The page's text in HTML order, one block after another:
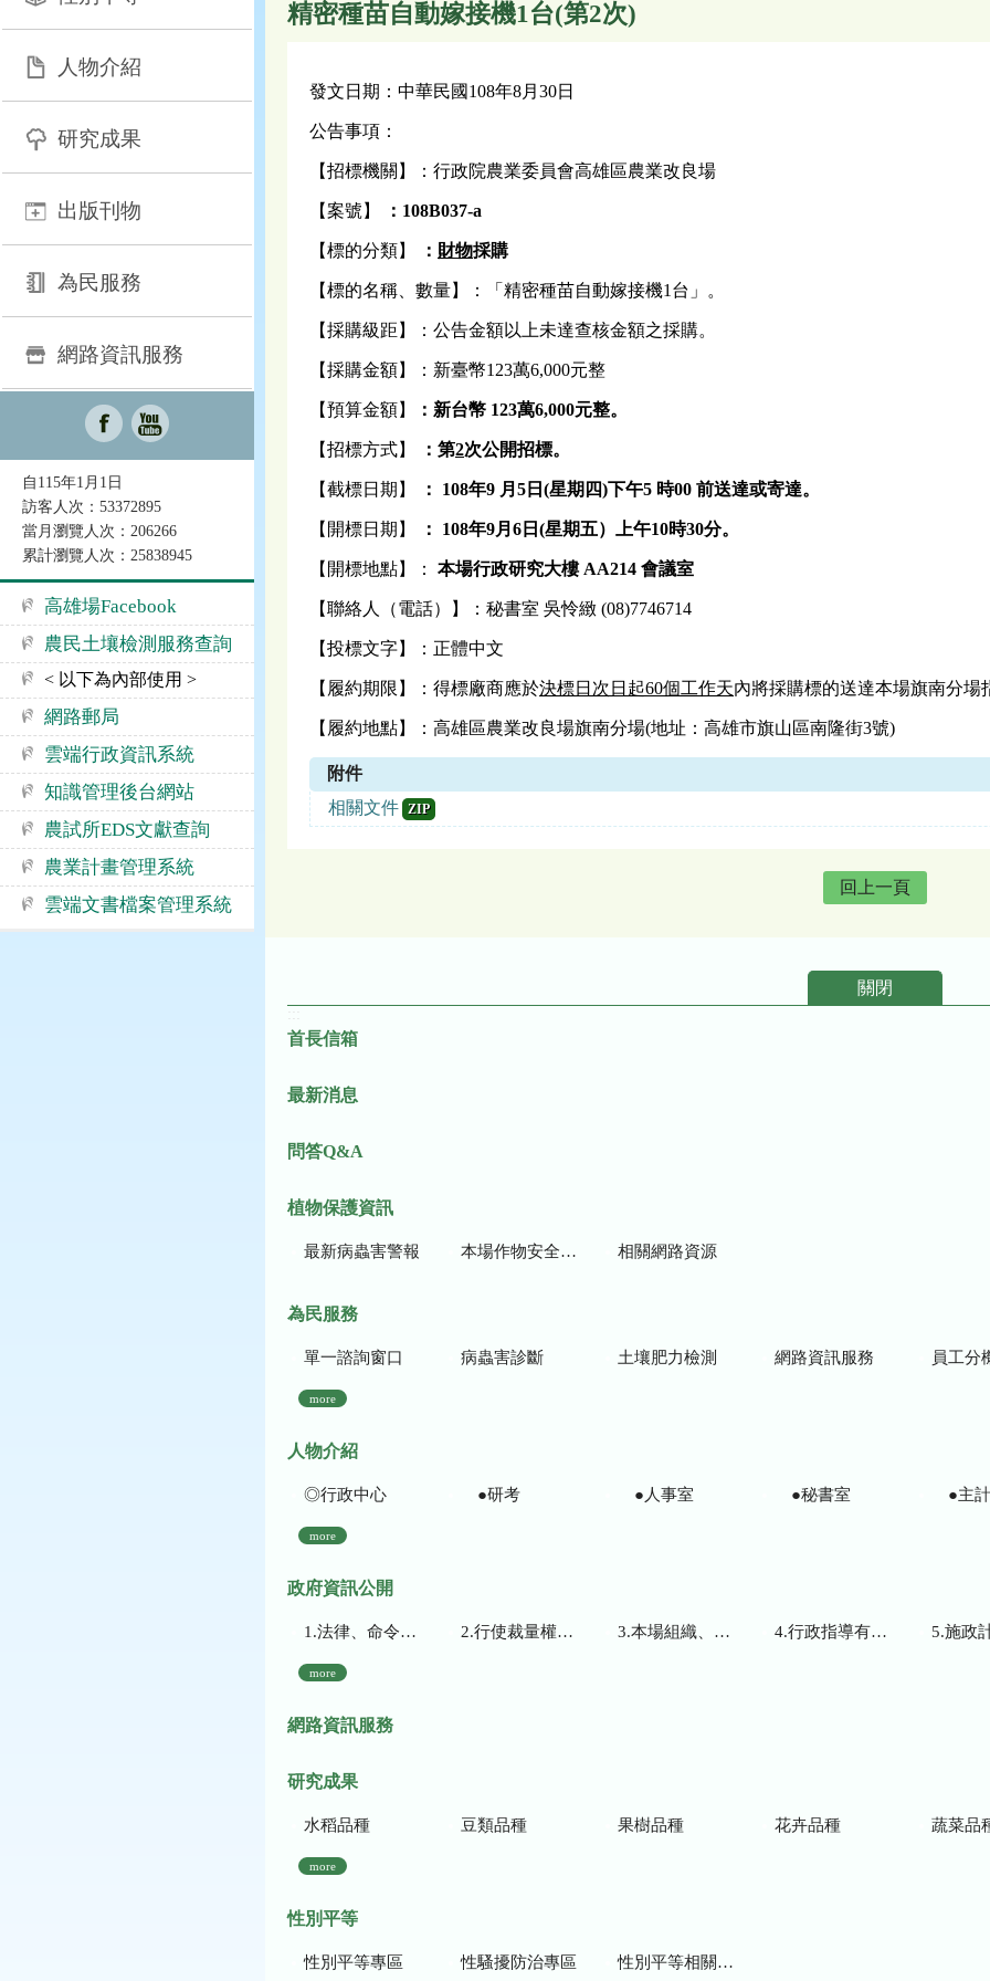
人物介紹
研究成果
出版刊物
為民服務
網路資訊服務
自115年1月1日
訪客人次：53372895
當月瀏覽人次：206266
累計瀏覽人次：25838945
高雄場Facebook
農民土壤檢測服務查詢
< 以下為內部使用 >
網路郵局
雲端行政資訊系統
知識管理後台網站
農試所EDS文獻查詢
農業計畫管理系統
雲端文書檔案管理系統
精密種苗自動嫁接機1台(第2次)
發文日期：中華民國108年8月30日
公告事項：
【招標機關】：行政院農業委員會高雄區農業改良場
【案號】 ：108B037-a
【標的分類】 ： 財物採購
【標的名稱、數量】：「精密種苗自動嫁接機1台」。
【採購級距】：公告金額以上未達查核金額之採購。
【採購金額】：新臺幣123萬6,000元整
【預算金額】 ： 新台幣 123萬6,000元整。
【招標方式】 ： 第2次公開招標。
【截標日期】 ： 108年9 月 5 日(星期 四)下午5 時00 前送達或寄達。
【開標日期】 ： 108年9月6日(星期五）上午10時30分。
【開標地點】： 本場行政研究大樓 AA214 會議室
【聯絡人（電話）】：秘書室 吳怜緻 (08)7746714
【投標文字】：正體中文
【履約期限】：得標廠商應於決標日次日起60個工作天內將採購標的送達本場旗南分
【履約地點】：高雄區農業改良場旗南分場(地址：高雄市旗山區南隆街3號)
附件
相關文件 ZIP
回上一頁
關閉
首長信箱
最新消息
問答Q&A
植物保護資訊
最新病蟲害警報 本場作物安全用藥資訊 相關網路資源
為民服務
單一諮詢窗口 病蟲害診斷 土壤肥力檢測 網路資訊服務 員工分
more
人物介紹
◎行政中心 ●研考 ●人事室 ●秘書室 ●主
more
政府資訊公開
1.法律、命令、法規命令 2.行使裁量權而訂頒之解釋性規定及裁量基準 3.本場組織、職掌及聯絡資訊 4.行政指導有關文書 5.施政計畫、業務
more
網路資訊服務
研究成果
水稻品種 豆類品種 果樹品種 花卉品種 蔬菜品
more
性別平等
性別平等專區 性騷擾防治專區 性別平等相關網站